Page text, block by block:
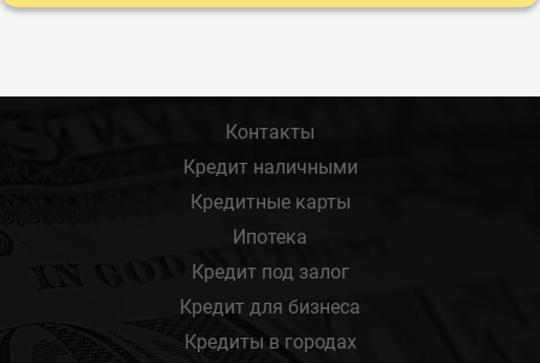
Контакты
Кредит наличными
Кредитные карты
Ипотека
Кредит под залог
Кредит для бизнеса
Кредиты в городах